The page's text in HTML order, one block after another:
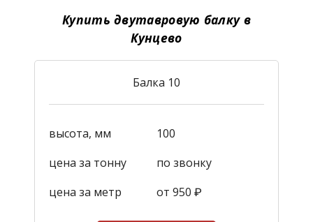
Купить двутавровую балку в
Кунцево
Балка 10
высота, мм
100
цена за тонну
по звонку
цена за метр
от 950 ₽